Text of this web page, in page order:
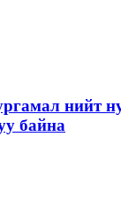
нийт
байна